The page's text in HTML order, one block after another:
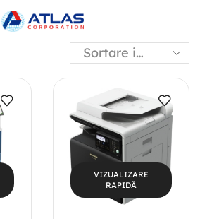
VIZUALIZARE
RAPIDĂ